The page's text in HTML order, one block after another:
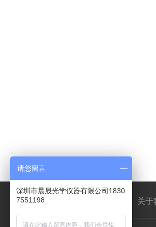
关于
请您留言
深圳市晨晟光学仪器有限公司1830
7551198